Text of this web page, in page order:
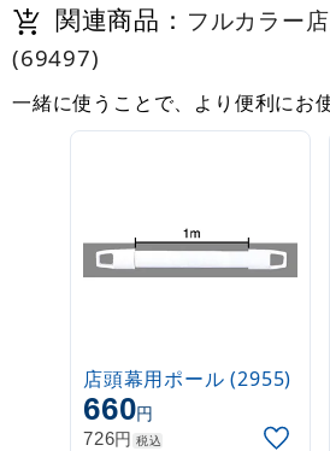
関連商品： フルカラー
(69497)
一緒に使うことで、より便利にお
店頭幕用ポール (2955)
660円
726円 税込